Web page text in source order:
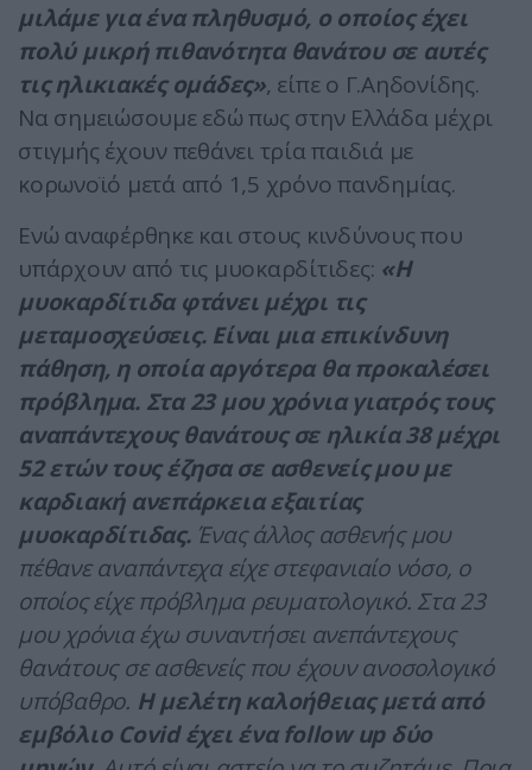
μιλάμε για ένα πληθυσμό, ο οποίος έχει
πολύ μικρή πιθανότητα θανάτου σε αυτές
τις ηλικιακές ομάδες», είπε ο Γ.Αηδονίδης.
Να σημειώσουμε εδώ πως στην Ελλάδα μέχρι
στιγμής έχουν πεθάνει τρία παιδιά με
κορωνοϊό μετά από 1,5 χρόνο πανδημίας.
Ενώ αναφέρθηκε και στους κινδύνους που
υπάρχουν από τις μυοκαρδίτιδες: «Η
μυοκαρδίτιδα φτάνει μέχρι τις
μεταμοσχεύσεις. Είναι μια επικίνδυνη
πάθηση, η οποία αργότερα θα προκαλέσει
πρόβλημα. Στα 23 μου χρόνια γιατρός τους
αναπάντεχους θανάτους σε ηλικία 38 μέχρι
52 ετών τους έζησα σε ασθενείς μου με
καρδιακή ανεπάρκεια εξαιτίας
μυοκαρδίτιδας.Ένας άλλος ασθενής μου
πέθανε αναπάντεχα είχε στεφανιαίο νόσο, ο
οποίος είχε πρόβλημα ρευματολογικό. Στα 23
μου χρόνια έχω συναντήσει ανεπάντεχους
θανάτους σε ασθενείς που έχουν ανοσολογικό
υπόβαθρο. Η μελέτη καλοήθειας μετά από
εμβόλιο Covid έχει ένα follow up δύο